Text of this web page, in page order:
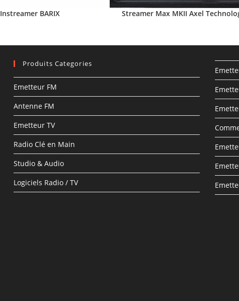
Instreamer BARIX Streamer Max MKII Axel
Produits Categories
Emetteur FM
Antenne FM
Emetteur TV
Radio Clé en Main
Studio & Audio
Logiciels Radio / TV